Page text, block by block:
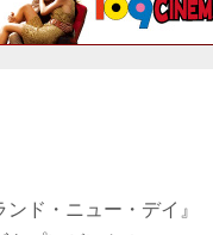
ンド・ニュー・デイ』